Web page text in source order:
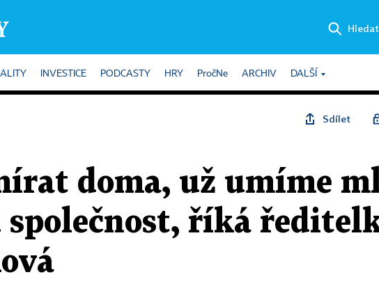
Hledat
INVESTICE PODCASTY HRY PročNe ARCHIV DALŠÍ
Sdílet
doma, už umíme
společnost, říká